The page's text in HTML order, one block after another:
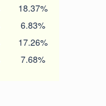
18.37%
6.83%
17.26%
7.68%